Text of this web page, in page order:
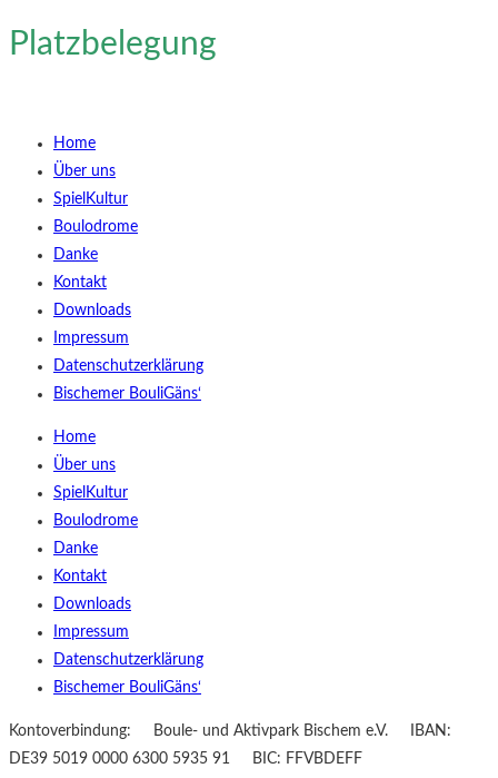
Platzbelegung
Home
Über uns
SpielKultur
Boulodrome
Danke
Kontakt
Downloads
Impressum
Datenschutzerklärung
Bischemer BouliGäns‘
Home
Über uns
SpielKultur
Boulodrome
Danke
Kontakt
Downloads
Impressum
Datenschutzerklärung
Bischemer BouliGäns‘
Kontoverbindung: Boule- und Aktivpark Bischem e.V. IBAN:
DE39 5019 0000 6300 5935 91 BIC: FFVBDEFF